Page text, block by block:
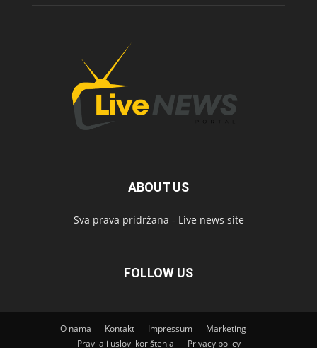
ABOUT US
Sva prava pridržana - Live news site
FOLLOW US
O nama Kontakt Impressum
Marketing
Pravila i uslovi korištenja
Privacy policy